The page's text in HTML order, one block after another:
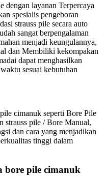
dengan layanan Terpercaya
spesialis pengeboran
strauss pile secara auto
sangat berpengalaman
menjadi keungulannya,
dan Membiliki kekompakan
dapat menghasilkan
sesuai kebutuhan
cimanuk seperti Bore Pile
strauss pile / Bore Manual,
dan cara yang menjadikan
tinggi dalam
bore pile cimanuk